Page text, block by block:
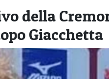
della
Giacchetta